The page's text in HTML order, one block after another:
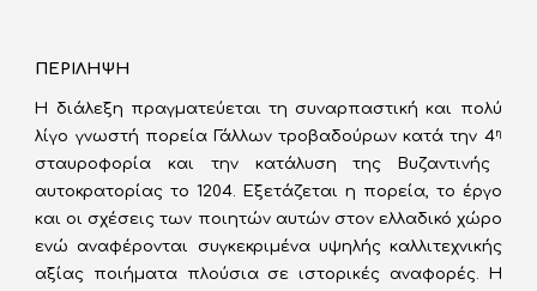
ΠΕΡΙΛΗΨΗ
Η διάλεξη πραγματεύεται τη συναρπαστική και πολύ
λίγο γνωστή πορεία Γάλλων τροβαδούρων κατά την 4η
σταυροφορία και την κατάλυση της Βυζαντινής
αυτοκρατορίας το 1204. Εξετάζεται η πορεία, το έργο
και οι σχέσεις των ποιητών αυτών στον ελλαδικό χώρο
ενώ αναφέρονται συγκεκριμένα υψηλής καλλιτεχνικής
αξίας ποιήματα πλούσια σε ιστορικές αναφορές. Η